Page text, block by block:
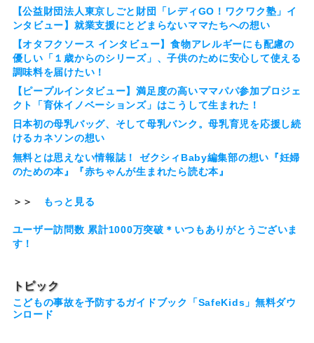
【公益財団法人東京しごと財団「レディGO！ワクワク塾」イ
ンタビュー】就業支援にとどまらないママたちへの想い
【オタフクソース インタビュー】食物アレルギーにも配慮の
優しい「１歳からのシリーズ」、子供のために安心して使える
調味料を届けたい！
【ピープルインタビュー】満足度の高いママパパ参加プロジェ
クト「育休イノベーションズ」はこうして生まれた！
日本初の母乳バッグ、そして母乳バンク。母乳育児を応援し続
けるカネソンの想い
無料とは思えない情報誌！ ゼクシィBaby編集部の想い『妊婦
のための本』『赤ちゃんが生まれたら読む本』
＞＞ もっと見る
ユーザー訪問数 累計1000万突破＊いつもありがとうございま
す！
トピック
こどもの事故を予防するガイドブック「SafeKids」無料ダウ
ンロード